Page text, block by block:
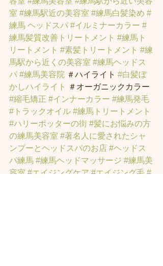
室 #練馬駅近の美容室 #練馬白髪染め #
練馬 ヘッドスパ #イルミナーカラー #
練馬髪質改善トリートメント #練馬ト
リートメント #素髪トリートメント #練
馬駅から近くの美容室 #練馬ヘッドス
パ #練馬美容院 ＃ハイライト #白髪ぼ
かしハイライト
＃オーガニックカラー
#縮毛矯正 #インナーカラー #練馬発毛
#トラックオイル #練馬トリートメント
#ハリーポッターの街 #髪にお悩みの方
の練馬美容室 #著名人に愛されたシャ
ンプーとヘッドスパのお店 #ヘッドス
パ練馬 #練馬ヘッドマッサージ #練馬美
容室 #エイジングケア #エイジング毛 #